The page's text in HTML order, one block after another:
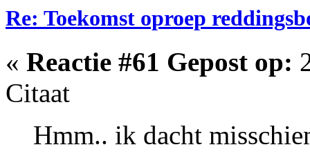
Re: Toekomst oproep
« Reactie #61 Gepost op:
Citaat
Hmm.. ik dacht